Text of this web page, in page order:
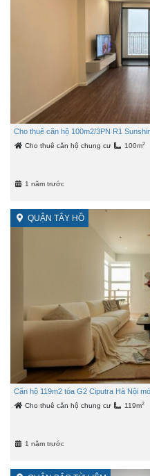
Cho thuê căn hộ 100m2/3PN R1
Cho thuê căn hộ chung cư 100m2
1 năm trước
QUẬN TÂY HỒ
Căn hộ 119m2 tòa G2 Ciputra Hà Nội
Cho thuê căn hộ chung cư 119m2
1 năm trước